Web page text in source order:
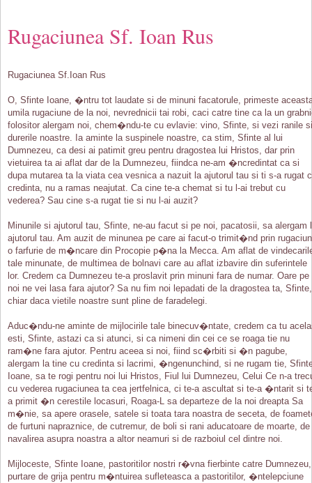
Rugaciunea Sf. Ioan Rus
Rugaciunea Sf.Ioan Rus
O, Sfinte Ioane, �ntru tot laudate si de minuni facatorule, primeste
umila rugaciune de la noi, nevrednicii tai robi, caci catre tine ca la un
folositor alergam noi, chem�ndu-te cu evlavie: vino, Sfinte, si vezi ranile si
durerile noastre. Ia aminte la suspinele noastre, ca stim, Sfinte al lui
Dumnezeu, ca desi ai patimit greu pentru dragostea lui Hristos, dar prin
vietuirea ta ai aflat dar de la Dumnezeu, fiindca ne-am �ncredintat ca si
dupa mutarea ta la viata cea vesnica a nazuit la ajutorul tau si ti s-a rugat
credinta, nu a ramas neajutat. Ca cine te-a chemat si tu l-ai trebut cu
vederea? Sau cine s-a rugat tie si nu l-ai auzit?
Minunile si ajutorul tau, Sfinte, ne-au facut si pe noi, pacatosii, sa alergam
ajutorul tau. Am auzit de minunea pe care ai facut-o trimit�nd prin
o farfurie de m�ncare din Procopie p�na la Mecca. Am aflat de
tale minunate, de multimea de bolnavi care au aflat izbavire din suferintele
lor. Credem ca Dumnezeu te-a proslavit prin minuni fara de numar. Oare pe
noi ne vei lasa fara ajutor? Sa nu fim noi lepadati de la dragostea ta, Sfinte,
chiar daca vietile noastre sunt pline de faradelegi.
Aduc�ndu-ne aminte de mijlocirile tale binecuv�ntate, credem ca tu
esti, Sfinte, astazi ca si atunci, si ca nimeni din cei ce se roaga tie nu
ram�ne fara ajutor. Pentru aceea si noi, fiind sc�rbiti si �n pagube,
alergam la tine cu credinta si lacrimi, �ngenunchind, si ne rugam tie,
Ioane, sa te rogi pentru noi lui Hristos, Fiul lui Dumnezeu, Celui Ce n-a
cu vederea rugaciunea ta cea jertfelnica, ci te-a ascultat si te-a �ntarit si
a primit �n cerestile locasuri, Roaga-L sa departeze de la noi dreapta Sa
m�nie, sa apere orasele, satele si toata tara noastra de seceta, de
de furtuni napraznice, de cutremur, de boli si rani aducatoare de moarte, de
navalirea asupra noastra a altor neamuri si de razboiul cel dintre noi.
Mijloceste, Sfinte Ioane, pastoritilor nostri r�vna fierbinte catre Dumnezeu,
purtare de grija pentru m�ntuirea sufleteasca a pastoritilor, �ntelepciune